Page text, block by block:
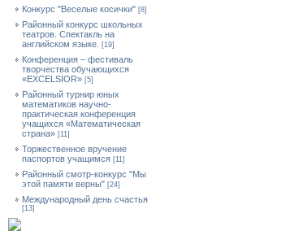
Конкурс "Веселые косички" [8]
Районный конкурс школьных
театров. Спектакль на
английском языке.
[19]
Конференция – фестиваль
творчества обучающихся
«EXCELSIOR» [5]
Районный турнир юных
математиков научно-
практическая конференция
учащихся «Математическая
страна» [11]
Торжественное вручение
паспортов учащимся [11]
Районный смотр-конкурс "Мы
этой памяти верны" [24]
Международный день счастья
[13]